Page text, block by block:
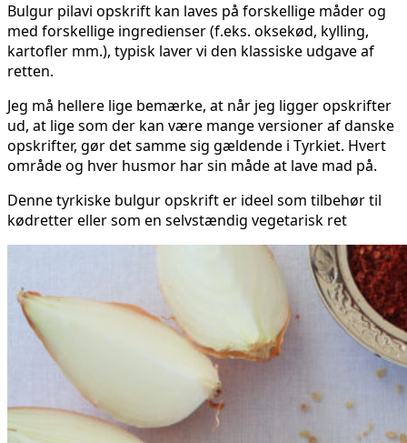
Bulgur pilavi opskrift kan laves på forskellige måder og
med forskellige ingredienser (f.eks. oksekød, kylling,
kartofler mm.), typisk laver vi den klassiske udgave af
retten.
Jeg må hellere lige bemærke, at når jeg ligger opskrifter
ud, at lige som der kan være mange versioner af danske
opskrifter, gør det samme sig gældende i Tyrkiet. Hvert
område og hver husmor har sin måde at lave mad på.
Denne tyrkiske bulgur opskrift er ideel som tilbehør til
kødretter eller som en selvstændig vegetarisk ret